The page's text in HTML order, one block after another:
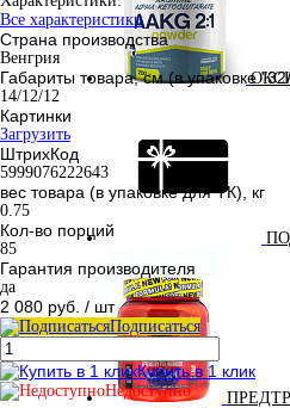
Все характеристики
Страна производства
Венгрия
Габариты товара, см (в упаковке
14/12/12
Картинки
Загрузить
ШтрихКод
5999076222643
вес товара (в упаковке для ТК), кг
0.75
Кол-во порций
85
Гарантия производителя
да
2 080 руб. / шт
Подписаться
Купить в 1 клик
Недоступно